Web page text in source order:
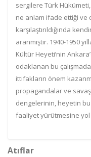
sergilere Türk Hükümeti,
ne anlam ifade ettiği ve
karşılaştırıldığında
aranmıştır. 1940-1950
Kültür Heyeti’nin
odaklanan bu
ittifakların önem
propagandalar ve
dengelerinin, heyetin
faaliyet yürütmesine yol
Atıflar